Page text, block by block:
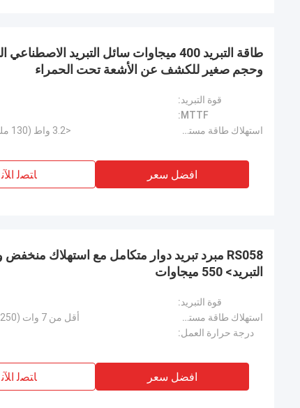
وحجم صغير للكشف عن الأشعة تحت الحمراء
قوة التبريد:
MTTF:
استهلاك طاقة مستقر:
<3.2 واط (130 مللي واط عند 100 كيلو عند 20 درجة مئوية)
افضل سعر ﺎﺘﺼﻟ ﺍﻶﻧ
التبريد> 550 ميجاوات
قوة التبريد:
استهلاك طاقة مستقر:
أقل من 7 وات (250 ميجاوات عند 77 كيلو عند 20 درجة مئوية)
درجة حرارة العمل:
افضل سعر ﺎﺘﺼﻟ ﺍﻶﻧ